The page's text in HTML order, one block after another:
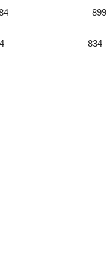
84 899
ESF 84 834